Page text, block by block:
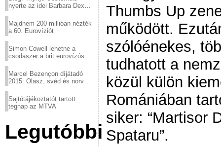
nyerte az idei Barbara Dex
Majdnem 200 millióan nézték
a 60. Eurovíziót
Simon Cowell lehetne a
csodaszer a brit eurovízós
Marcel Bezençon díjátadó
2015: Olasz, svéd és norvég
Sajtótájékoztatót tartott
tegnap az MTVA
Legutóbbi
Thumbs Up
működött.
szólóénekes,
tudhatott a
közül külön
Romániában
siker: “Martisor
Spataru”.